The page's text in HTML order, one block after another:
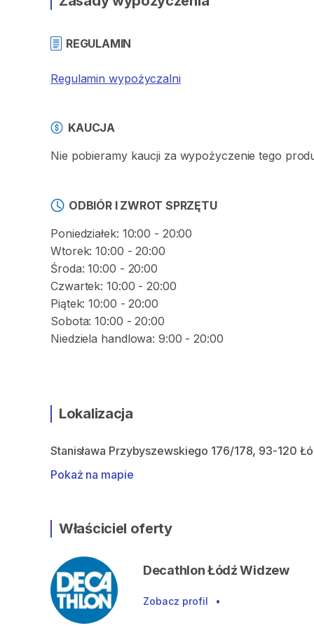
REGULAMIN
Regulamin wypożyczalni
KAUCJA
Nie pobieramy kaucji za wypożyczenie tego
ODBIÓR I ZWROT SPRZĘTU
Poniedziałek: 10:00 - 20:00
Wtorek: 10:00 - 20:00
Środa: 10:00 - 20:00
Czwartek: 10:00 - 20:00
Piątek: 10:00 - 20:00
Sobota: 10:00 - 20:00
Lokalizacja
Stanisława Przybyszewskiego 176/178, 93-120
Pokaż na mapie
Właściciel oferty
Decathlon Łódź Widzew
Zobacz profil •